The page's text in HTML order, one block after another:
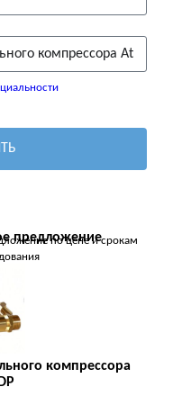
предложение
по цене и срокам
компрессора